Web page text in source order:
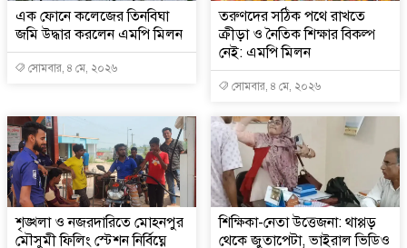
এক ফোনে কলেজের তিনবিঘা
জমি উদ্ধার করলেন এমপি মিলন
সোমবার, ৪ মে, ২০২৬
তরুণদের সঠিক পথে রাখতে
ক্রীড়া ও নৈতিক শিক্ষার বিকল্প
নেই: এমপি মিলন
সোমবার, ৪ মে, ২০২৬
শৃঙ্খলা ও নজরদারিতে মোহনপুর
মৌসুমী ফিলিং স্টেশন নির্বিঘ্নে
শিক্ষিকা-নেতা উত্তেজনা: থাপ্পড়
থেকে জুতাপেটা, ভাইরাল ভিডিও